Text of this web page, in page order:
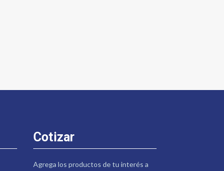
Cotizar
Agrega los productos de tu interés a